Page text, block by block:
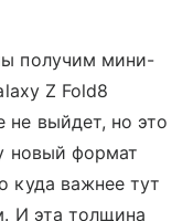
получим мини-
Z Fold8
не выйдет, но это
новый формат
куда важнее тут
И эта толщина